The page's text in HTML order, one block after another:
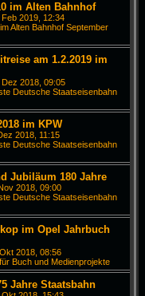
im Alten Bahnhof
Feb 2019, 12:34
Alten Bahnhof September
am 1.2.2019 im
Dez 2018, 09:05
Deutsche Staatseisenbahn
im KPW
2018, 11:15
Deutsche Staatseisenbahn
Jubiläum 180 Jahre
2018, 09:00
Deutsche Staatseisenbahn
im Opel Jahrbuch
2018, 08:56
Buch und Medienprojekte
Jahre Staatsbahn